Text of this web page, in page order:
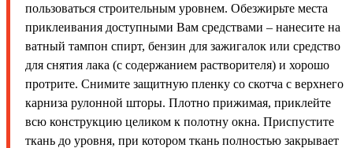
пользоваться строительным уровнем. Обезжирьте места
приклеивания доступными Вам средствами – нанесите на
ватный тампон спирт, бензин для зажигалок или средство
для снятия лака (с содержанием растворителя) и хорошо
протрите. Снимите защитную пленку со скотча с верхнего
карниза рулонной шторы. Плотно прижимая, приклейте
всю конструкцию целиком к полотну окна. Приспустите
ткань до уровня, при котором ткань полностью закрывает